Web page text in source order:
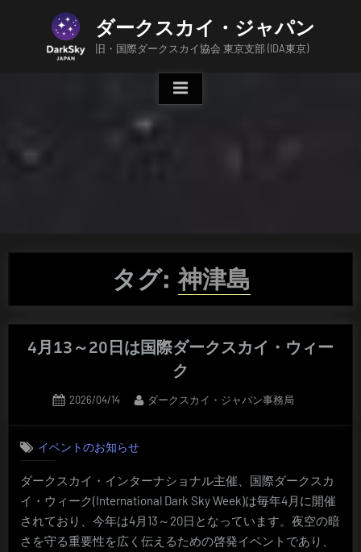
ダークスカイ・ジャパン
旧・国際ダークスカイ協会 東京支部 (IDA東京)
タグ:神津島
4月13～20日は国際ダークスカイ・ウィー
ク
Posted
2026/04/14 By
ダークスカイ・ジャパン事務局
イベントのお知らせ
ダークスカイ・インターナショナル主催、国際ダークスカ
イ・ウィーク(International Dark Sky Week)は毎年4月に開催
されており、今年は4月13～20日となっています。夜空の暗
さを守る重要性を広く伝えるための啓発イベントであり、